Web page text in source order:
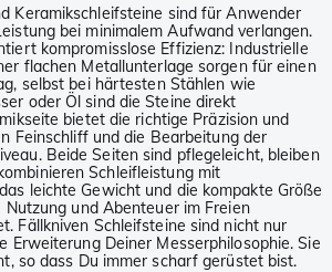
Keramikschleifsteine sind für Anwender
bei minimalem Aufwand verlangen.
kompromisslose Effizienz: Industrielle
flachen Metallunterlage sorgen für einen
selbst bei härtesten Stählen wie
oder Öl sind die Steine direkt
bietet die richtige Präzision und
Feinschliff und die Bearbeitung der
Beide Seiten sind pflegeleicht, bleiben
Schleifleistung mit
leichte Gewicht und die kompakte Größe
und Abenteuer im Freien
Fällkniven Schleifsteine sind nicht nur
Erweiterung Deiner Messerphilosophie. Sie
so dass Du immer scharf gerüstet bist.